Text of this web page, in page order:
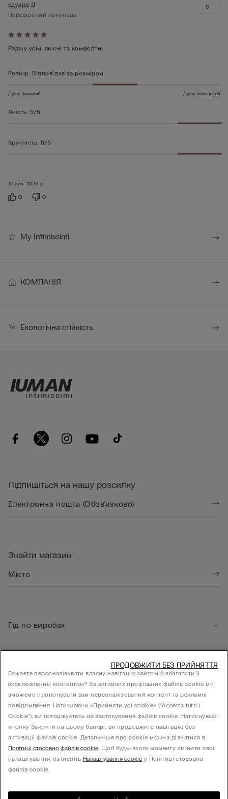
Оцінено
5
5
31 лип. 2023 р.
Едуард Д
Перевірений покупець
Раджу усім. якісні та комфортні.
6
Розмір: Відповідає за розміром
Дуже замалий Дуже завеликий
Якість: 5/5
Зручність: 5/5
0 0
My Intimissimi
КОМПАНІЯ
Екологічна стійкість
Підпишіться на нашу розсилку
Знайти магазин
Гід по виробах
Юридична інформація
КОМПАНІЯ
Товариство з обмеженою відповідальністю "МНС ІНВЕСТМЕНТ" - 01014, місто Київ,
Бажаєте персоналізувати власну навігацію сайтом й збагатити її
ексклюзивним контентом? За активних профільних файлів cookie ми
зможемо пропонувати вам персоналізований контент та рекламні
повідомлення. Натискаючи «Прийняти усі cookie» (“Accetta tutti i
Cookie”), ви погоджуєтесь на застосування файлів cookie. Натиснувши
кнопку Закрити на цьому банері, ви продовжите навігацію без
активації файлів cookie. Детальніше про cookie можна дізнатися в
Політиці стосовно файлів cookie. Щоб будь-якого моменту змінити свої
налаштування, натиснітьНалаштування cookie у Політиці стосовно
файлів cookie.
ПРОДОВЖИТИ БЕЗ ПРИЙНЯТТЯ